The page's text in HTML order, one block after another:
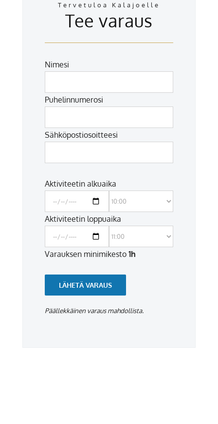
Tervetuloa Kalajoelle
Tee varaus
Nimesi
Puhelinnumerosi
Sähköpostiosoitteesi
Aktiviteetin alkuaika
Aktiviteetin loppuaika
Varauksen minimikesto 1h
LÄHETÄ VARAUS
Päällekkäinen varaus mahdollista.